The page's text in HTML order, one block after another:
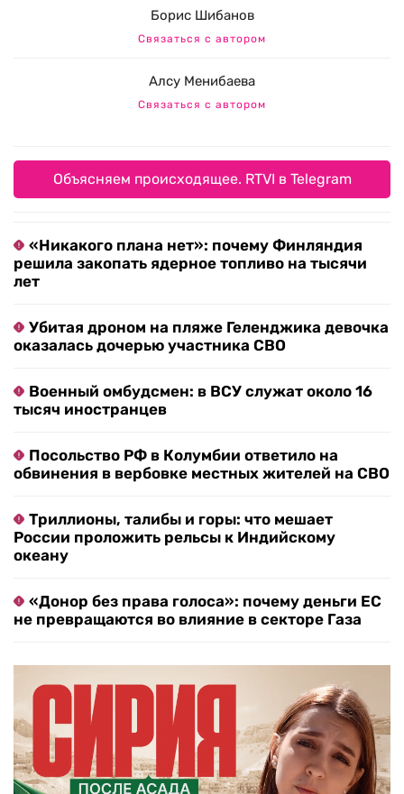
Борис Шибанов
Связаться с автором
Алсу Менибаева
Связаться с автором
Объясняем происходящее. RTVI в Telegram
«Никакого плана нет»: почему Финляндия
решила закопать ядерное топливо на тысячи
лет
Убитая дроном на пляже Геленджика девочка
оказалась дочерью участника СВО
Военный омбудсмен: в ВСУ служат около 16
тысяч иностранцев
Посольство РФ в Колумбии ответило на
обвинения в вербовке местных жителей на СВО
Триллионы, талибы и горы: что мешает
России проложить рельсы к Индийскому
океану
«Донор без права голоса»: почему деньги ЕС
не превращаются во влияние в секторе Газа